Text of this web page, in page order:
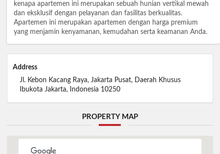
kenapa apartemen ini merupakan sebuah hunian vertikal mewah
dan eksklusif dengan pelayanan dan fasilitas berkualitas.
Apartemen ini merupakan apartemen dengan harga premium
yang menjamin kenyamanan, kemudahan serta keamanan Anda.
Address
Jl. Kebon Kacang Raya, Jakarta Pusat, Daerah Khusus
Ibukota Jakarta, Indonesia 10250
PROPERTY MAP